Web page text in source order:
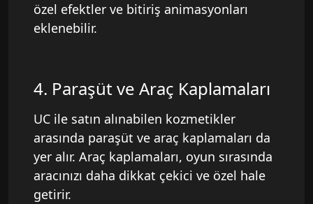
özel efektler ve bitiriş animasyonları
eklenebilir.
4. Paraşüt ve Araç Kaplamaları
UC ile satın alınabilen kozmetikler
arasında paraşüt ve araç kaplamaları da
yer alır. Araç kaplamaları, oyun sırasında
aracınızı daha dikkat çekici ve özel hale
getirir.